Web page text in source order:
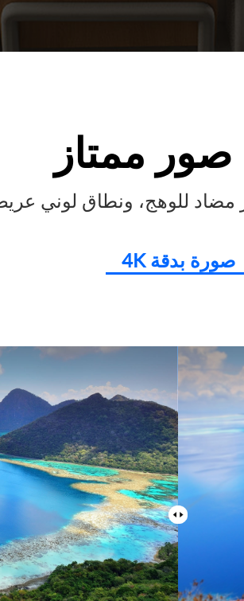
صور ممتاز
صورة بدقة 4K